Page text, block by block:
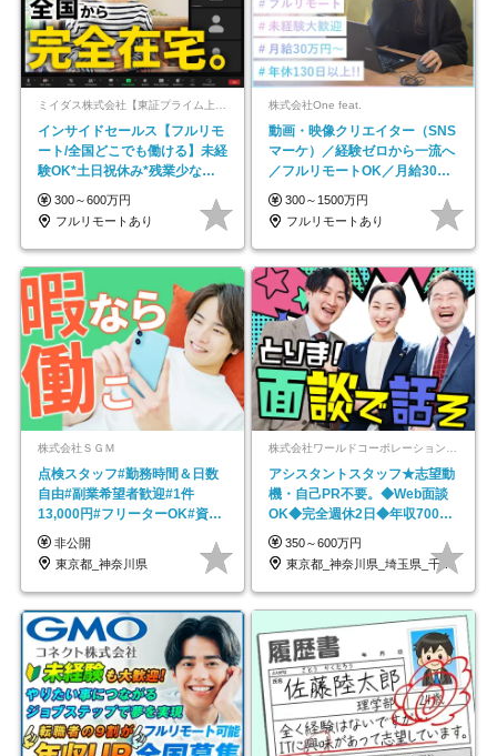
ミイダス株式会社【東証プライム上場パーソルグループ】
インサイドセールス【フルリモ
ート/全国どこでも働ける】未経
験OK*土日祝休み*残業少なめ*
在宅勤務手当あり
300～600万円
フルリモートあり
株式会社One feat.
動画・映像クリエイター（SNS
マーケ）／経験ゼロから一流へ
／フルリモートOK／月給30万
円～／年休130日以上
300～1500万円
フルリモートあり
株式会社ＳＧＭ
点検スタッフ#勤務時間＆日数
自由#副業希望者歓迎#1件
13,000円#フリーターOK#資格
スキル不要
非公開
東京都_神奈川県
アシスタントスタッフ★志望動
機・自己PR不要。◆Web面談
OK◆完全週休2日◆年収700万
円可/p13
350～600万円
東京都_神奈川県_埼玉県_千葉県_大阪府…